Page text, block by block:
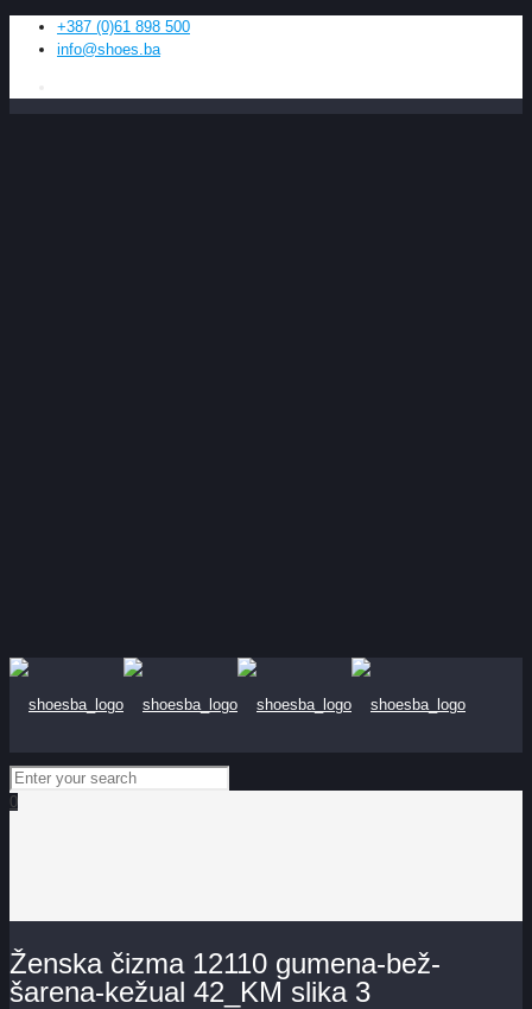
+387 (0)61 898 500
info@shoes.ba
0
Ženska čizma 12110 gumena-bež-
šarena-kežual 42_KM slika 3